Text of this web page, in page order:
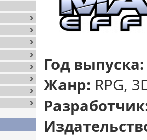
Год выпуска:
Жанр: RPG,